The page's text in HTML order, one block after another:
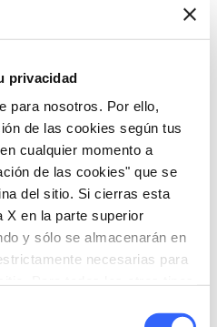
privacidad
para nosotros. Por ello,
de las cookies según tus
cualquier momento a
de las cookies" que se
del sitio. Si cierras esta
X en la parte superior
y sólo se almacenarán en
necesarias para
Donatello, Michelozzo,
y Botticelli. La
la reliquia más
Cinturón).
Luigi
arquitecto racionalista
sus puertas en el 2016
renovación futurista
Maurice Nio. En